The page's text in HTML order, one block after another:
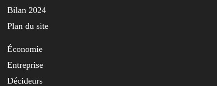
Bilan 2024
Plan du site
Économie
Entreprise
Décideurs